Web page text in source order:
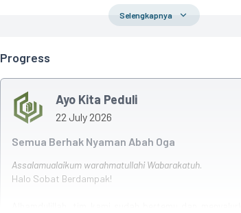
Selengkapnya
Progress
Ayo Kita Peduli
22 July 2026
Semua Berhak Nyaman Abah Oga
Assalamualaikum warahmatullahi Wabarakatuh.
Halo Sobat Berdampak!